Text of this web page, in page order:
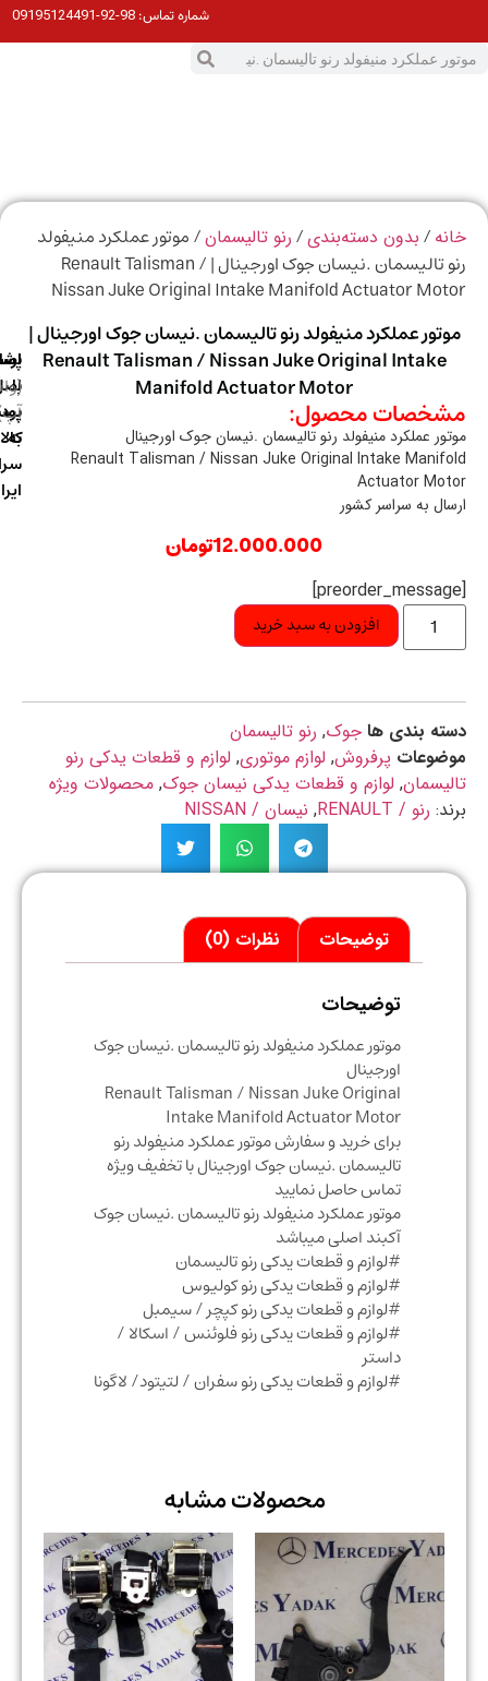
شماره تماس:98-92-09195124491
/بدون دسته‌بندی/رنو تالیسمان/ موتور عملکرد منیفولد
رنو تالیسمان .نیسان جوک اورجینال | Renault Talisman /
Nissan Juke Original Intake Manifold Actuator
عملکرد منیفولد رنو تالیسمان .نیسان جوک اورجینال |
Renault Talisman / Nissan Juke Original Intake
Manifold Actuator Motor
محصول:
عملکرد منیفولد رنو تالیسمان .نیسان جوک اورجینال
Renault Talisman / Nissan Juke Original Intake
Actuator
به سراسر کشور
12.000.000تومان
افزودن به سبد خرید
بندی ها جوک ,رنو تالیسمان
پرفروش,لوازم موتوری,لوازم و قطعات یدکی رنو
,لوازم و قطعات یدکی نیسان جوک ,محصولات ویژه
رنو / RENAULT ,نیسان / NISSAN
ارسال
سراسر
اصالت
پشتیبانی
(واتس
توضیحات نظرات (0)
توضیحات
موتور عملکرد منیفولد رنو تالیسمان .نیسان جوک
اورجینال
Renault Talisman / Nissan Juke Original
Intake Manifold Actuator Motor
برای خرید و سفارش موتور عملکرد منیفولد رنو
تالیسمان .نیسان جوک اورجینال با تخفیف ویژه
تماس حاصل نمایید
موتور عملکرد منیفولد رنو تالیسمان .نیسان جوک
آکبند اصلی میباشد
#لوازم و قطعات یدکی رنو تالیسمان
#لوازم و قطعات یدکی رنو کولیوس
#لوازم و قطعات یدکی رنو کپچر / سیمبل
#لوازم و قطعات یدکی رنو فلوئنس / اسکالا /
#لوازم و قطعات یدکی رنو سفران / لتیتود/ لاگونا
محصولات مشابه